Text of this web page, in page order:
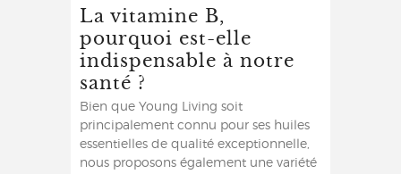
La vitamine B,
pourquoi est-elle
indispensable à notre
santé ?
Bien que Young Living soit
principalement connu pour ses huiles
essentielles de qualité exceptionnelle,
nous proposons également une variété